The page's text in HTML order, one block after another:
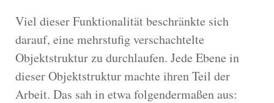
Viel dieser Funktionalität beschränkte sich
darauf, eine mehrstufig verschachtelte
Objektstruktur zu durchlaufen. Jede Ebene in
dieser Objektstruktur machte ihren Teil der
Arbeit. Das sah in etwa folgendermaßen aus: